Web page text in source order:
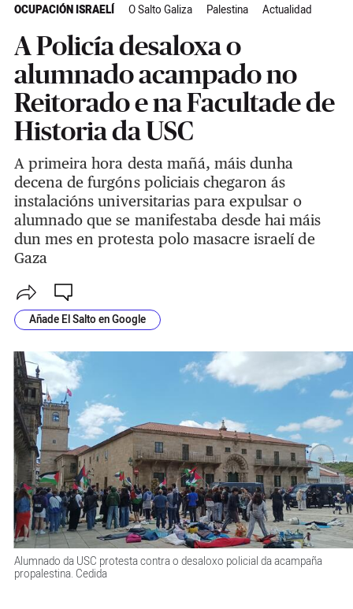
OCUPACIÓN ISRAELÍ O Salto Galiza Palestina Actualidad
A Policía desaloxa o
alumnado acampado no
Reitorado e na Facultade de
Historia da USC
A primeira hora desta mañá, máis dunha
decena de furgóns policiais chegaron ás
instalacións universitarias para expulsar o
alumnado que se manifestaba desde hai máis
dun mes en protesta polo masacre israelí de
Gaza
Añade El Salto en Google
Alumnado da USC protesta contra o desaloxo policial da acampaña
propalestina. Cedida